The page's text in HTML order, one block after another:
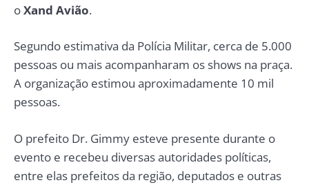
oXand Avião.
Segundo estimativa da Polícia Militar, cerca de 5.000
pessoas ou mais acompanharam os shows na praça.
A organização estimou aproximadamente 10 mil
pessoas.
O prefeito Dr. Gimmy esteve presente durante o
evento e recebeu diversas autoridades políticas,
entre elas prefeitos da região, deputados e outras